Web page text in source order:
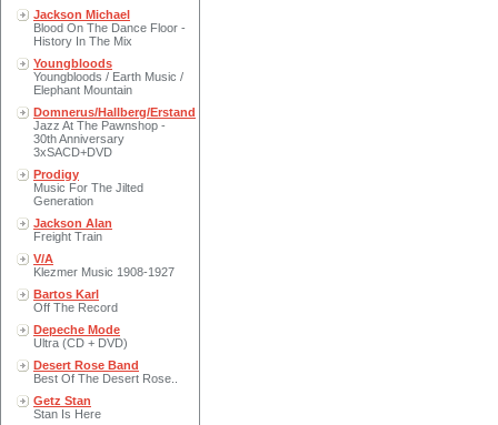
Jackson Michael
Blood On The Dance Floor -
History In The Mix
Youngbloods
Youngbloods / Earth Music /
Elephant Mountain
Domnerus/Hallberg/Erstand
Jazz At The Pawnshop -
30th Anniversary
3xSACD+DVD
Prodigy
Music For The Jilted
Generation
Jackson Alan
Freight Train
V/A
Klezmer Music 1908-1927
Bartos Karl
Off The Record
Depeche Mode
Ultra (CD + DVD)
Desert Rose Band
Best Of The Desert Rose..
Getz Stan
Stan Is Here